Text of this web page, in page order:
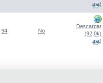
(Abre una nueva ventana)
94 No
Descargar
(92,0k)
(Abre una nueva ventana)